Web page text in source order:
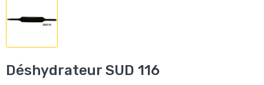
Déshydrateur SUD 116